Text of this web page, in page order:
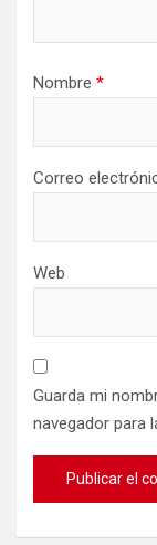
Nombre *
Correo
Web
Guarda mi
navegador para